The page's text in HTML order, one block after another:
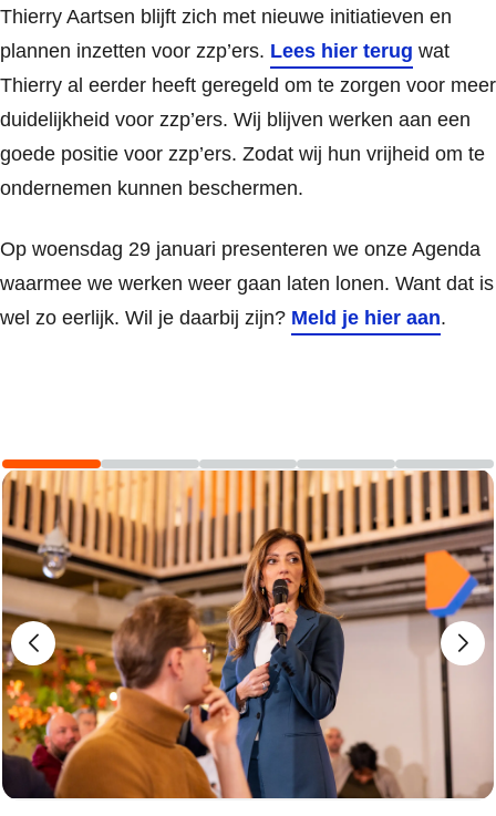
Thierry Aartsen blijft zich met nieuwe initiatieven en
plannen inzetten voor zzp’ers. Lees hier terug wat
Thierry al eerder heeft geregeld om te zorgen voor meer
duidelijkheid voor zzp’ers. Wij blijven werken aan een
goede positie voor zzp’ers. Zodat wij hun vrijheid om te
ondernemen kunnen beschermen.
Op woensdag 29 januari presenteren we onze Agenda
waarmee we werken weer gaan laten lonen. Want dat is
wel zo eerlijk. Wil je daarbij zijn? Meld je hier aan.